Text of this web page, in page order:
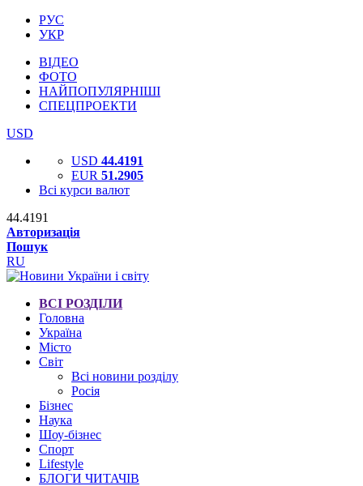
РУС
УКР
ВІДЕО
ФОТО
НАЙПОПУЛЯРНІШІ
СПЕЦПРОЕКТИ
USD
USD 44.4191
EUR 51.2905
Всі курси валют
44.4191
Авторизація
Пошук
RU
ВСІ РОЗДІЛИ
Головна
Україна
Місто
Світ
Всі новини розділу
Росія
Бізнес
Наука
Шоу-бізнес
Спорт
Lifestyle
БЛОГИ ЧИТАЧІВ